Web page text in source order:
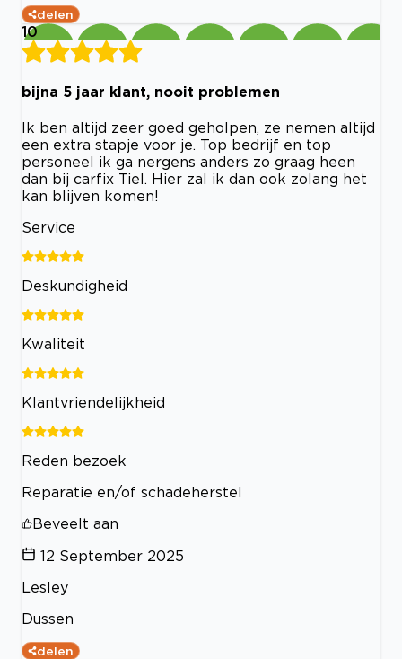
delen
10
bijna 5 jaar klant, nooit problemen
Ik ben altijd zeer goed geholpen, ze nemen altijd
een extra stapje voor je. Top bedrijf en top
personeel ik ga nergens anders zo graag heen
dan bij carfix Tiel. Hier zal ik dan ook zolang het
kan blijven komen!
Service
Deskundigheid
Kwaliteit
Klantvriendelijkheid
Reden bezoek
Reparatie en/of schadeherstel
Beveelt aan
12 September 2025
Lesley
Dussen
delen